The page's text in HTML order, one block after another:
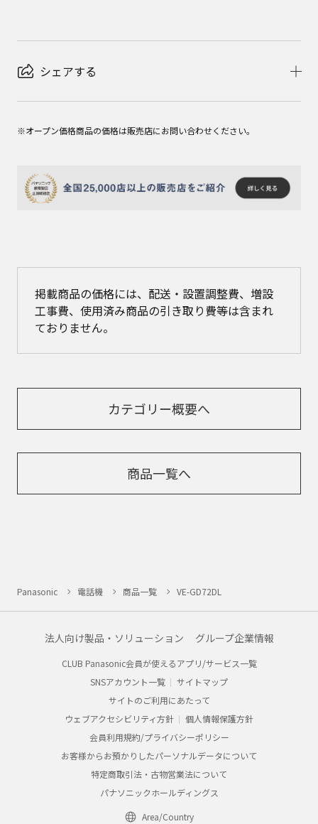
シェアする
※オープン価格商品の価格は販売店にお問い合わせください。
掲載商品の価格には、配送・設置調整費、増設
工事費、使用済み商品の引き取り費等は含まれ
ておりません。
カテゴリー概要へ
商品一覧へ
Panasonic 電話機 商品一覧 VE-GD72DL
法人向け製品・ソリューション グループ企業情報
CLUB Panasonic会員が使えるアプリ/サービス一覧
SNSアカウント一覧
サイトマップ
サイトのご利用にあたって
ウェブアクセシビリティ方針
個人情報保護方針
会員利用規約/プライバシーポリシー
お客様からお預かりしたパーソナルデータについて
特定商取引法・古物営業法について
パナソニックホールディングス
Area/Country